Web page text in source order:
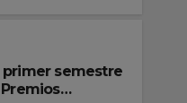
primer semestre